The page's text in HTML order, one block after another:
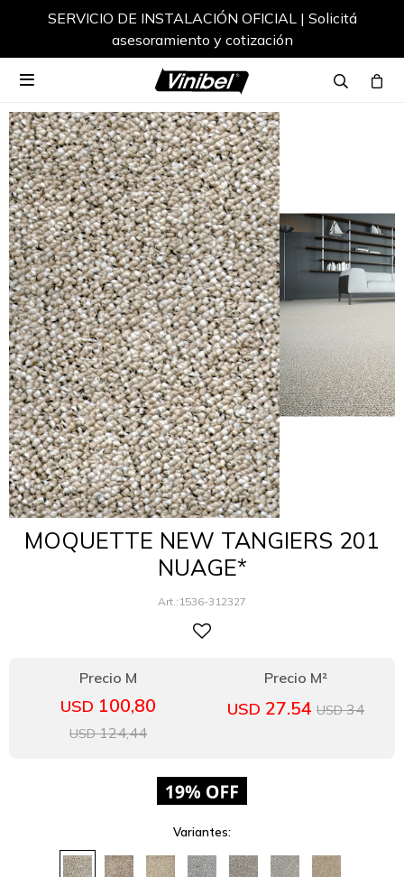
SERVICIO DE INSTALACIÓN OFICIAL | Solicitá
asesoramiento y cotización

MOQUETTE NEW TANGIERS 201
NUAGE*
1536-312327
USD 100,80
USD 124,44
USD 27.54 USD 34
Variantes: